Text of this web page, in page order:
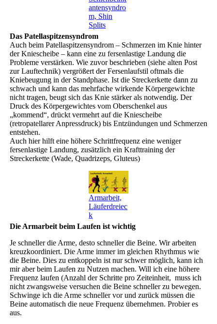
antensyndro
m, Shin
Splits
Das Patellaspitzensyndrom
Auch beim Patellaspitzensyndrom – Schmerzen im Knie hinter
der Kniescheibe – kann eine zu fersenlastige Landung die
Probleme verstärken. Wie zuvor beschrieben (siehe alten Post
zur Lauftechnik) vergrößert der Fersenlaufstil oftmals die
Kniebeugung in der Standphase. Ist die Streckerkette dann zu
schwach und kann das mehrfache wirkende Körpergewichte
nicht tragen, beugt sich das Knie stärker als notwendig. Der
Druck des Körpergewichtes vom Oberschenkel aus
„kommend“, drückt vermehrt auf die Kniescheibe
(retropatellarer Anpressdruck) bis Entzündungen und Schmerzen
entstehen.
Auch hier hilft eine höhere Schrittfrequenz eine weniger
fersenlastige Landung, zusätzlich ein Krafttraining der
Streckerkette (Wade, Quadrizeps, Gluteus)
Armarbeit,
Läuferdreiec
k
Die Armarbeit beim Laufen ist wichtig
Je schneller die Arme, desto schneller die Beine. Wir arbeiten
kreuzkoordiniert. Die Arme immer im gleichen Rhythmus wie
die Beine. Dies zu entkoppeln ist nur schwer möglich, kann ich
mir aber beim Laufen zu Nutzen machen. Will ich eine höhere
Frequenz laufen (Anzahl der Schritte pro Zeiteinheit, muss ich
nicht zwangsweise versuchen die Beine schneller zu bewegen.
Schwinge ich die Arme schneller vor und zurück müssen die
Beine automatisch die neue Frequenz übernehmen. Probier es
aus.